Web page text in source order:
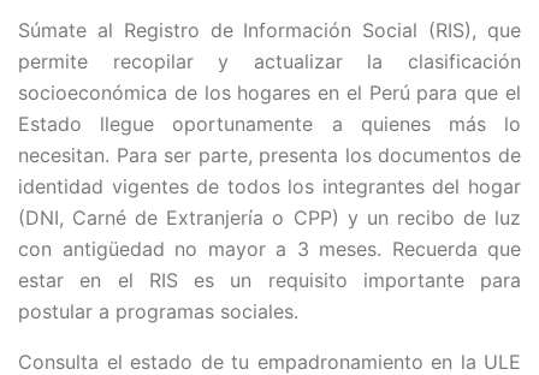
Súmate al Registro de Información Social (RIS), que
permite recopilar y actualizar la clasificación
socioeconómica de los hogares en el Perú para que el
Estado llegue oportunamente a quienes más lo
necesitan. Para ser parte, presenta los documentos de
identidad vigentes de todos los integrantes del hogar
(DNI, Carné de Extranjería o CPP) y un recibo de luz
con antigüedad no mayor a 3 meses. Recuerda que
estar en el RIS es un requisito importante para
postular a programas sociales.
Consulta el estado de tu empadronamiento en la ULE